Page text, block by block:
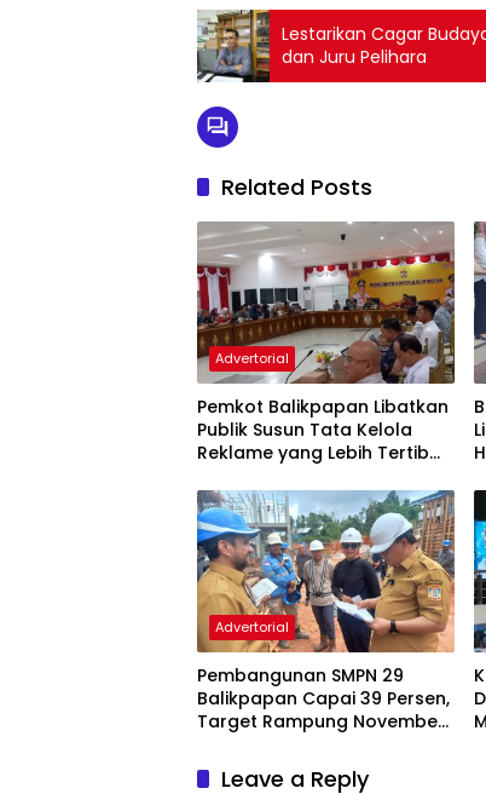
Lestarikan Cagar
dan Juru Pelihara
Related Posts
Advertorial
Pemkot Balikpapan Libatkan
Publik Susun Tata Kelola
Reklame yang Lebih Tertib
Advertorial
Pembangunan SMPN 29
Balikpapan Capai 39 Persen,
Target Rampung November
Leave a Reply